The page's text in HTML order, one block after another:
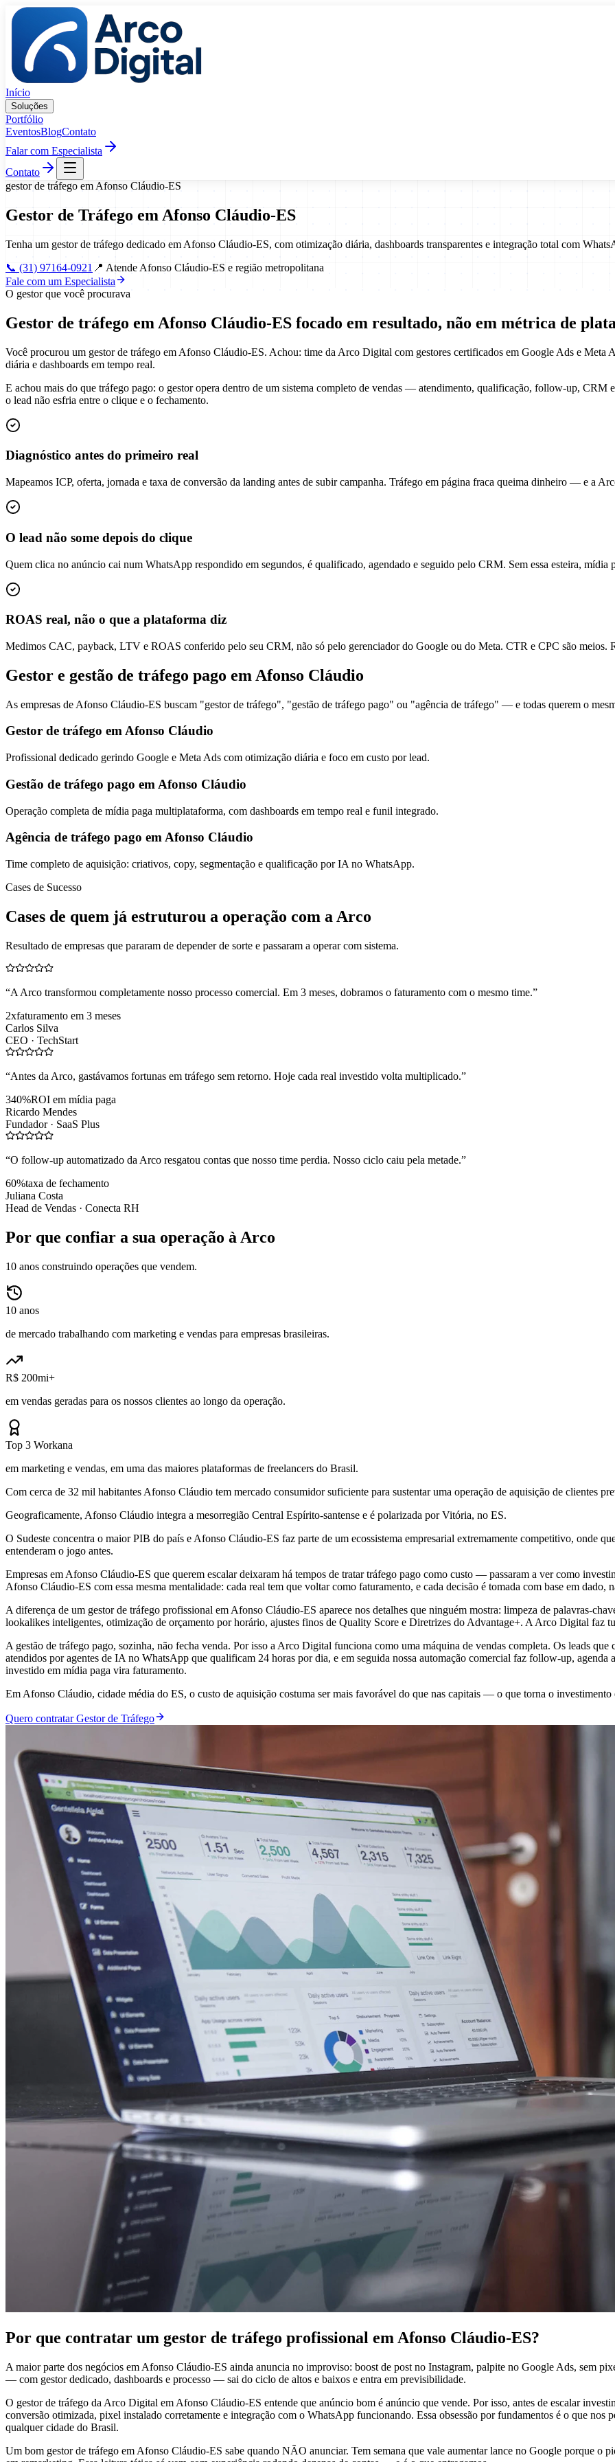
Pular para o conteúdo
Início
Soluções
Portfólio
EventosBlogContato
Falar com Especialista
Contato
gestor de tráfego em Afonso Cláudio-ES
Gestor de Tráfego em Afonso Cláudio-ES
Tenha um gestor de tráfego dedicado em Afonso Cláudio-ES, com otimização diária, dashboards transparentes e integração total com
📞 (31) 97164-0921 📍 Atende Afonso Cláudio-ES e região metropolitana
Fale com um Especialista
O gestor que você procurava
Gestor de tráfego em Afonso Cláudio-ES focado em resultado, não em métrica de
Você procurou um gestor de tráfego em Afonso Cláudio-ES. Achou: time da Arco Digital com gestores certificados em Google Ads e
diária e dashboards em tempo real.
E achou mais do que tráfego pago: o gestor opera dentro de um sistema completo de vendas — atendimento, qualificação, follow-up,
o lead não esfria entre o clique e o fechamento.
Diagnóstico antes do primeiro real
Mapeamos ICP, oferta, jornada e taxa de conversão da landing antes de subir campanha. Tráfego em página fraca queima dinheiro — e a
O lead não some depois do clique
Quem clica no anúncio cai num WhatsApp respondido em segundos, é qualificado, agendado e seguido pelo CRM. Sem essa esteira, mídia
ROAS real, não o que a plataforma diz
Medimos CAC, payback, LTV e ROAS conferido pelo seu CRM, não só pelo gerenciador do Google ou do Meta. CTR e CPC são meios.
Gestor e gestão de tráfego pago em Afonso Cláudio
As empresas de Afonso Cláudio-ES buscam "gestor de tráfego", "gestão de tráfego pago" ou "agência de tráfego" — e todas querem o
Gestor de tráfego em Afonso Cláudio
Profissional dedicado gerindo Google e Meta Ads com otimização diária e foco em custo por lead.
Gestão de tráfego pago em Afonso Cláudio
Operação completa de mídia paga multiplataforma, com dashboards em tempo real e funil integrado.
Agência de tráfego pago em Afonso Cláudio
Time completo de aquisição: criativos, copy, segmentação e qualificação por IA no WhatsApp.
Cases de Sucesso
Cases de quem já estruturou a operação com a Arco
Resultado de empresas que pararam de depender de sorte e passaram a operar com sistema.
“A Arco transformou completamente nosso processo comercial. Em 3 meses, dobramos o faturamento com o mesmo time.”
2xfaturamento em 3 meses
Carlos Silva
CEO · TechStart
“Antes da Arco, gastávamos fortunas em tráfego sem retorno. Hoje cada real investido volta multiplicado.”
340%ROI em mídia paga
Ricardo Mendes
Fundador · SaaS Plus
“O follow-up automatizado da Arco resgatou contas que nosso time perdia. Nosso ciclo caiu pela metade.”
60%taxa de fechamento
Juliana Costa
Head de Vendas · Conecta RH
Por que confiar a sua operação à Arco
10 anos construindo operações que vendem.
10 anos
de mercado trabalhando com marketing e vendas para empresas brasileiras.
R$ 200mi+
em vendas geradas para os nossos clientes ao longo da operação.
Top 3 Workana
em marketing e vendas, em uma das maiores plataformas de freelancers do Brasil.
Com cerca de 32 mil habitantes Afonso Cláudio tem mercado consumidor suficiente para sustentar uma operação de aquisição de clientes
Geograficamente, Afonso Cláudio integra a mesorregião Central Espírito-santense e é polarizada por Vitória, no ES.
O Sudeste concentra o maior PIB do país e Afonso Cláudio-ES faz parte de um ecossistema empresarial extremamente competitivo, onde
entenderam o jogo antes.
Empresas em Afonso Cláudio-ES que querem escalar deixaram há tempos de tratar tráfego pago como custo — passaram a ver como
Afonso Cláudio-ES com essa mesma mentalidade: cada real tem que voltar como faturamento, e cada decisão é tomada com base em dado,
A diferença de um gestor de tráfego profissional em Afonso Cláudio-ES aparece nos detalhes que ninguém mostra: limpeza de palavras-
lookalikes inteligentes, otimização de orçamento por horário, ajustes finos de Quality Score e Diretrizes do Advantage+. A Arco Digital faz
A gestão de tráfego pago, sozinha, não fecha venda. Por isso a Arco Digital funciona como uma máquina de vendas completa. Os leads
atendidos por agentes de IA no WhatsApp que qualificam 24 horas por dia, e em seguida nossa automação comercial faz follow-up,
investido em mídia paga vira faturamento.
Em Afonso Cláudio, cidade média do ES, o custo de aquisição costuma ser mais favorável do que nas capitais — o que torna o
Quero contratar Gestor de Tráfego
Por que contratar um gestor de tráfego profissional em Afonso Cláudio-ES?
A maior parte dos negócios em Afonso Cláudio-ES ainda anuncia no improviso: boost de post no Instagram, palpite no Google Ads, sem
— com gestor dedicado, dashboards e processo — sai do ciclo de altos e baixos e entra em previsibilidade.
O gestor de tráfego da Arco Digital em Afonso Cláudio-ES entende que anúncio bom é anúncio que vende. Por isso, antes de escalar
conversão otimizada, pixel instalado corretamente e integração com o WhatsApp funcionando. Essa obsessão por fundamentos é o que nos
qualquer cidade do Brasil.
Um bom gestor de tráfego em Afonso Cláudio-ES sabe quando NÃO anunciar. Tem semana que vale aumentar lance no Google porque o